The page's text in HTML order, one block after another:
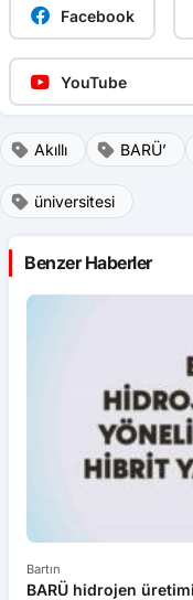
Facebook
YouTube
Akıllı BARÜ’
üniversitesi
Benzer Haberler
Bartın
BARÜ hidrojen